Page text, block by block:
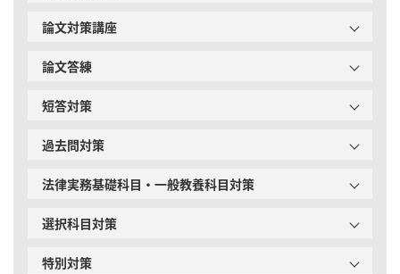
論文対策講座
論文答練
短答対策
過去問対策
法律実務基礎科目・一般教養科目対策
選択科目対策
特別対策